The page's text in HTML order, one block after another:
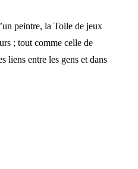
peintre, la Toile de jeux
; tout comme celle de
liens entre les gens et dans